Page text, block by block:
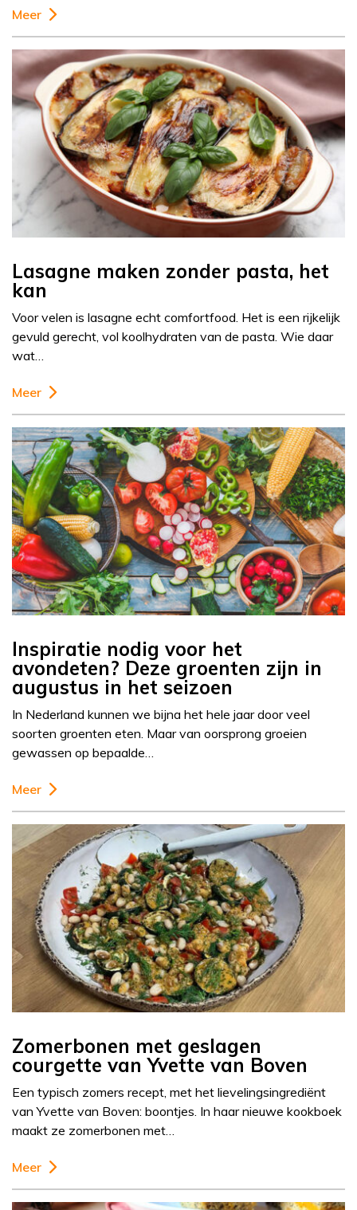
Meer
Lasagne maken zonder pasta, het
kan
Voor velen is lasagne echt comfortfood. Het is een rijkelijk
gevuld gerecht, vol koolhydraten van de pasta. Wie daar
wat…
Meer
Inspiratie nodig voor het
avondeten? Deze groenten zijn in
augustus in het seizoen
In Nederland kunnen we bijna het hele jaar door veel
soorten groenten eten. Maar van oorsprong groeien
gewassen op bepaalde…
Meer
Zomerbonen met geslagen
courgette van Yvette van Boven
Een typisch zomers recept, met het lievelingsingrediënt
van Yvette van Boven: boontjes. In haar nieuwe kookboek
maakt ze zomerbonen met…
Meer